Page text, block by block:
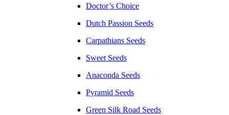
Doctor’s Choice
Dutch Passion Seeds
Carpathians Seeds
Sweet Seeds
Anaconda Seeds
Pyramid Seeds
Green Silk Road Seeds